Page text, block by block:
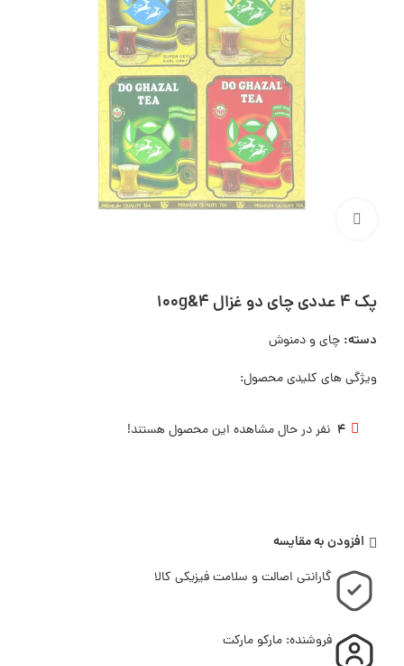
پک 4 عددی چای دو غزال 100g&4
دسته: چای و دمنوش
ویژگی های کلیدی محصول:
4 نفر در حال مشاهده این محصول هستند!
افزودن به مقایسه
گارانتی اصالت و سلامت فیزیکی کالا
فروشنده: مارکو مارکت